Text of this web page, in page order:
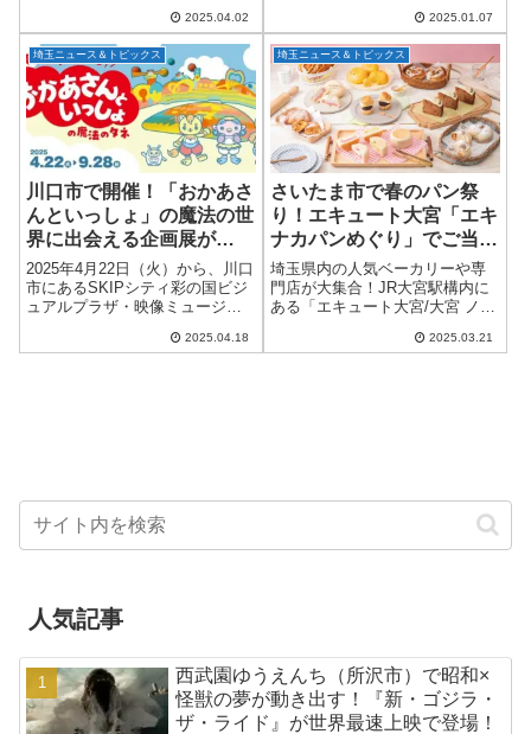
ク ららテラス川口」がグランド
オープン！駅直結でアクセス抜
群なこの新商業施設は、全94店
舗が集結し、...
2025.04.02
で、贅沢な食事を楽しんでみま
せんか？「海老づくし天丼」で
迎春を贅沢に...
2025.01.07
埼玉ニュース＆トピックス
川口市で開催！「おかあさ
んといっしょ」の魔法の世
界に出会える企画展が
SKIPシティでスタート！
2025年4月22日（火）から、川口
市にあるSKIPシティ彩の国ビジ
ュアルプラザ・映像ミュージア
る特別な企画展「美術セットで
2025.04.18
埼玉ニュース＆トピックス
さいたま市で春のパン祭
り！エキュート大宮「エキ
ナカパンめぐり」でご当地
パンを食べ尽くそう！
埼玉県内の人気ベーカリーや専
門店が大集合！JR大宮駅構内に
ある「エキュート大宮/大宮 ノー
20日（日）までの20日間、パン
2025.03.21
人気記事
西武園ゆうえんち（所沢市）で昭和×
怪獣の夢が動き出す！『新・ゴジラ・
ザ・ライド』が世界最速上映で登場！